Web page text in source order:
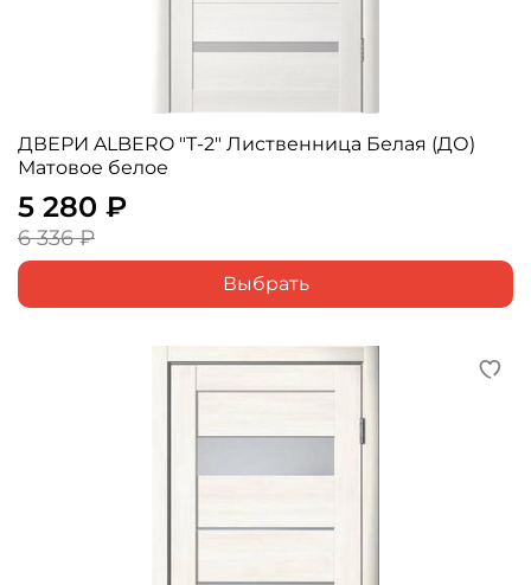
ДВЕРИ ALBERO "Т-2" Лиственница Белая (ДО)
Матовое белое
5 280 ₽
6 336 ₽
Выбрать